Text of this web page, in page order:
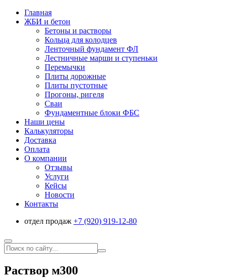
Главная
ЖБИ и бетон
Бетоны и растворы
Кольца для колодцев
Ленточный фундамент ФЛ
Лестничные марши и ступеньки
Перемычки
Плиты дорожные
Плиты пустотные
Прогоны, ригеля
Сваи
Фундаментные блоки ФБС
Наши цены
Калькуляторы
Доставка
Оплата
О компании
Отзывы
Услуги
Кейсы
Новости
Контакты
отдел продаж +7 (920) 919-12-80
Раствор м300